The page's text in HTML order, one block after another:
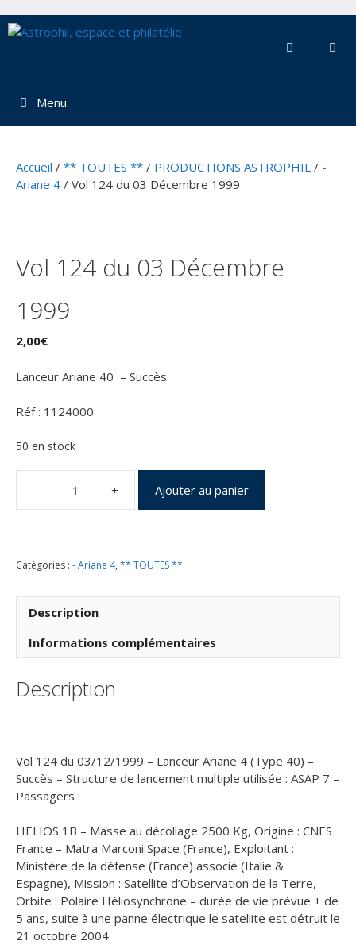
au
Menu
Accueil / ** TOUTES ** / PRODUCTIONS ASTROPHIL / -
Ariane 4 / Vol 124 du 03 Décembre 1999
Vol 124 du 03 Décembre
1999
2,00€
Lanceur Ariane 40 – Succès
Réf : 1124000
50 en stock
quantité
de
Vol
du
Ajouter au panier
Catégories : - Ariane 4, ** TOUTES **
Description
Informations complémentaires
Description
Vol 124 du 03/12/1999 – Lanceur Ariane 4 (Type 40) –
Succès – Structure de lancement multiple utilisée : ASAP 7 –
Passagers :
HELIOS 1B – Masse au décollage 2500 Kg, Origine : CNES
France – Matra Marconi Space (France), Exploitant :
Ministère de la défense (France) associé (Italie &
Espagne), Mission : Satellite d’Observation de la Terre,
Orbite : Polaire Héliosynchrone – durée de vie prévue + de
5 ans, suite à une panne électrique le satellite est détruit le
21 octobre 2004